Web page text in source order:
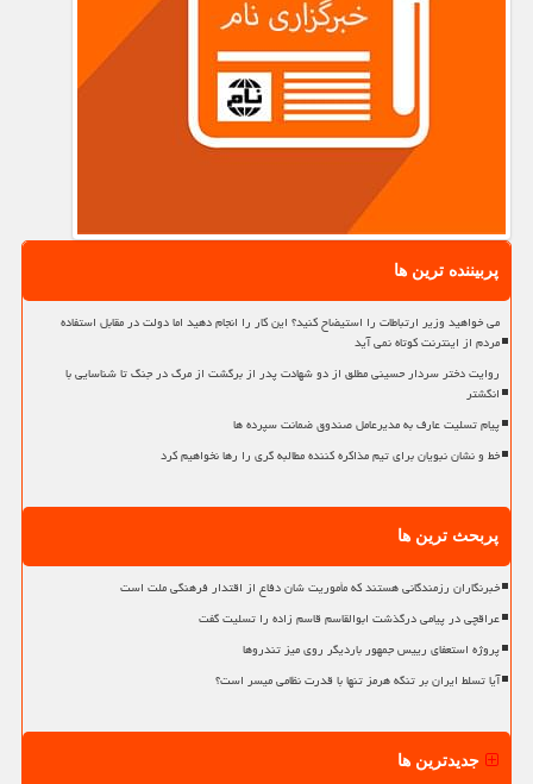
پربیننده ترین ها
می خواهید وزیر ارتباطات را استیضاح کنید؟ این کار را انجام دهید اما دولت در مقابل استفاده
مردم از اینترنت کوتاه نمی آید
روایت دختر سردار حسینی مطلق از دو شهادت پدر از برگشت از مرگ در جنگ تا شناسایی با
انگشتر
پیام تسلیت عارف به مدیرعامل صندوق ضمانت سپرده ها
خط و نشان نبویان برای تیم مذاکره کننده مطالبه گری را رها نخواهیم کرد
پربحث ترین ها
خبرنگاران رزمندگانی هستند که مأموریت شان دفاع از اقتدار فرهنگی ملت است
عراقچی در پیامی درگذشت ابوالقاسم قاسم زاده را تسلیت گفت
پروژه استعفای رییس جمهور باردیگر روی میز تندروها
آیا تسلط ایران بر تنگه هرمز تنها با قدرت نظامی میسر است؟
جدیدترین ها